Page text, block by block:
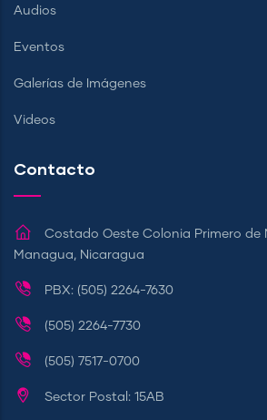
Audios
Eventos
Galerías de Imágenes
Videos
Contacto
Costado Oeste Colonia Primero de
Managua, Nicaragua
PBX: (505) 2264-7630
(505) 2264-7730
(505) 7517-0700
Sector Postal: 15AB